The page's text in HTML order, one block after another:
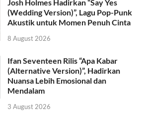
Josh Holmes Hadirkan “Say Yes
(Wedding Version)”, Lagu Pop-Punk
Akustik untuk Momen Penuh Cinta
8 August 2026
Ifan Seventeen Rilis “Apa Kabar
(Alternative Version)”, Hadirkan
Nuansa Lebih Emosional dan
Mendalam
3 August 2026